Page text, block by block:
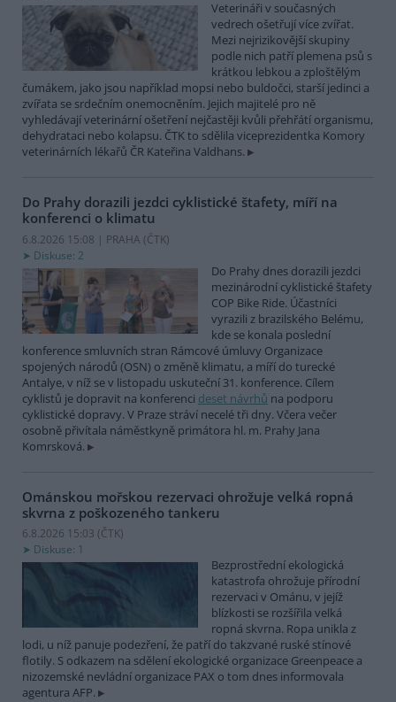
Veterináři v současných
vedrech ošetřují více zvířat.
Mezi nejrizikovější skupiny
podle nich patří plemena psů s
krátkou lebkou a zploštělým
čumákem, jako jsou například mopsi nebo buldočci, starší jedinci a
zvířata se srdečním onemocněním. Jejich majitelé pro ně
vyhledávají veterinární ošetření nejčastěji kvůli přehřátí organismu,
dehydrataci nebo kolapsu. ČTK to sdělila viceprezidentka Komory
veterinárních lékařů ČR Kateřina Valdhans.
Do Prahy dorazili jezdci cyklistické štafety, míří na
konferenci o klimatu
6.8.2026 15:08 | PRAHA (ČTK)
Diskuse: 2
Do Prahy dnes dorazili jezdci
mezinárodní cyklistické štafety
COP Bike Ride. Účastníci
vyrazili z brazilského Belému,
kde se konala poslední
konference smluvních stran Rámcové úmluvy Organizace
spojených národů (OSN) o změně klimatu, a míří do turecké
Antalye, v níž se v listopadu uskuteční 31. konference. Cílem
cyklistů je dopravit na konferenci deset návrhů na podporu
cyklistické dopravy. V Praze stráví necelé tři dny. Včera večer
osobně přivítala náměstkyně primátora hl. m. Prahy Jana
Komrsková.
Ománskou mořskou rezervaci ohrožuje velká ropná
skvrna z poškozeného tankeru
6.8.2026 15:03 (ČTK)
Diskuse: 1
Bezprostřední ekologická
katastrofa ohrožuje přírodní
rezervaci v Ománu, v jejíž
blízkosti se rozšířila velká
ropná skvrna. Ropa unikla z
lodi, u níž panuje podezření, že patří do takzvané ruské stínové
flotily. S odkazem na sdělení ekologické organizace Greenpeace a
nizozemské nevládní organizace PAX o tom dnes informovala
agentura AFP.